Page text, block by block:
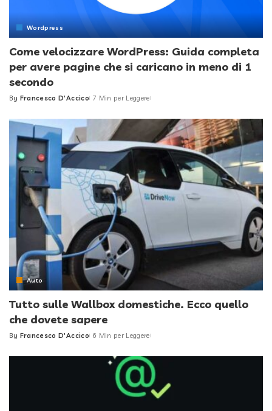
Wordpress
Come velocizzare WordPress: Guida completa
per avere pagine che si caricano in meno di 1
secondo
Posted
By Francesco D'Accico 7 Min per Leggere
Auto
Tutto sulle Wallbox domestiche. Ecco quello
che dovete sapere
Posted
By Francesco D'Accico 6 Min per Leggere